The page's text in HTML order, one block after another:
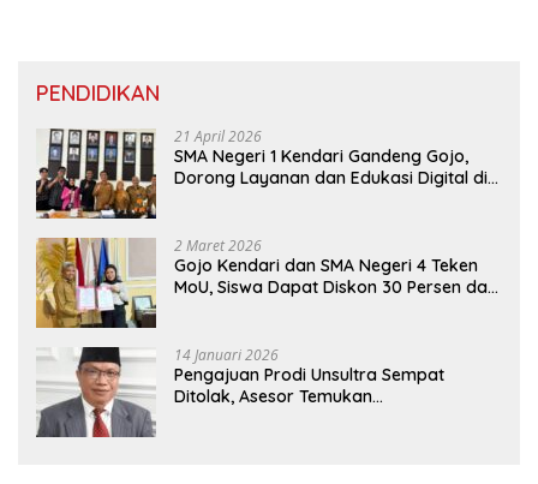
PENDIDIKAN
21 April 2026
SMA Negeri 1 Kendari Gandeng Gojo,
Dorong Layanan dan Edukasi Digital di
2 Maret 2026
Gojo Kendari dan SMA Negeri 4 Teken
MoU, Siswa Dapat Diskon 30 Persen dan
14 Januari 2026
Pengajuan Prodi Unsultra Sempat
Ditolak, Asesor Temukan